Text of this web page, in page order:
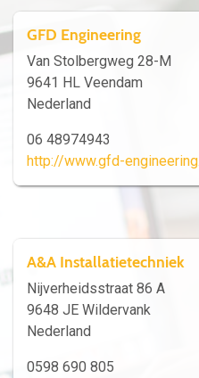
GFD Engineering
Van Stolbergweg 28-M
9641 HL Veendam
Nederland
06 48974943
http://www.gfd-
A&A Installatietechniek
Nijverheidsstraat 86 A
9648 JE Wildervank
Nederland
0598 690 805